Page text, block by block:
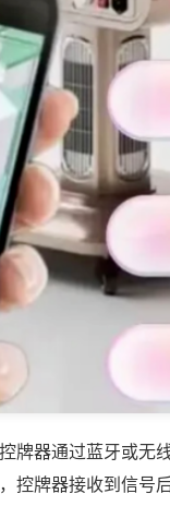
牌器通过蓝牙或无
控牌器接收到信号